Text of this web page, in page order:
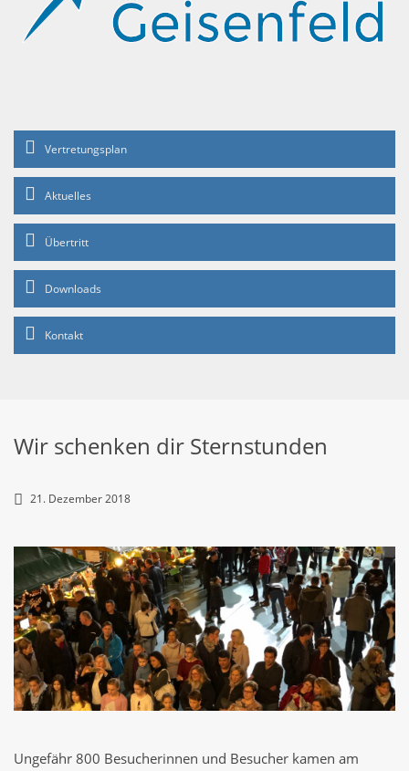
Vertretungsplan
Aktuelles
Übertritt
Downloads
Kontakt
Wir schenken dir Sternstunden
21. Dezember 2018
Ungefähr 800 Besucherinnen und Besucher kamen am